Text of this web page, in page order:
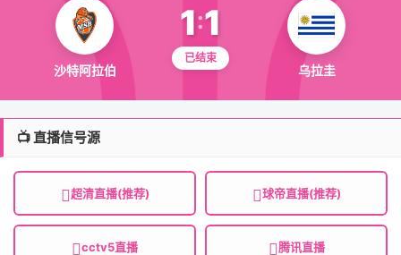
沙特阿拉伯
1:1
已结束
乌拉圭
📺 直播信号源
超清直播(推荐) 球帝直播(推荐)
cctv5直播 腾讯直播